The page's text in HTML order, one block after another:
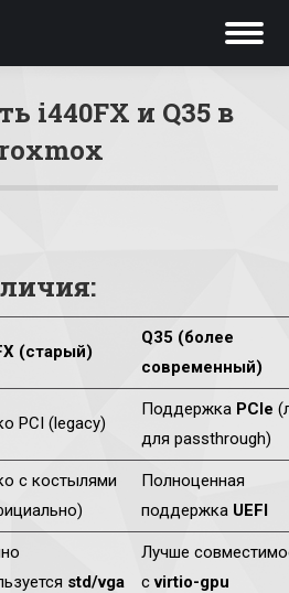
i440FX и Q35 в
(старый)
Q35 (более
современный)
PCI (legacy)
Поддержка PCIe
для passthrough)
с костылями
Полноценная
поддержка UEFI
std/vga
Лучше
с virtio-gpu